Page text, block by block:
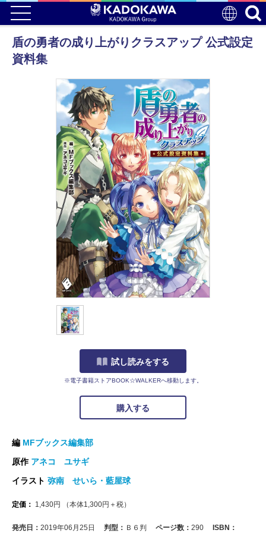
盾の勇者の成り上がりクラスアップ 公式設定
資料集
試し読みをする
※電子書籍ストアBOOK☆WALKERへ移動します。
購入する
編 MFブックス編集部
原作 アネコ ユサギ
イラスト 弥南 せいら・藍屋球
定価： 1,430円 （本体1,300円＋税）
発売日： 2019年06月25日 判型： Ｂ６判 ページ数： 290 ISBN：